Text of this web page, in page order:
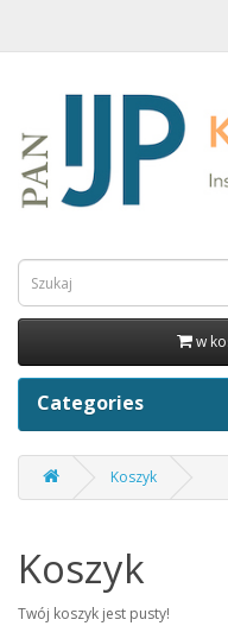
w
Categories
Koszyk
Koszyk
Twój koszyk jest pusty!